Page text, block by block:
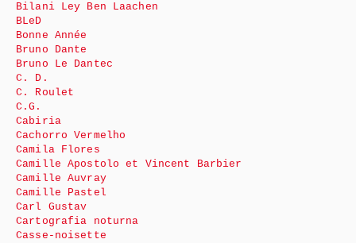
Bilani Ley Ben Laachen
BLeD
Bonne Année
Bruno Dante
Bruno Le Dantec
C. D.
C. Roulet
C.G.
Cabiria
Cachorro Vermelho
Camila Flores
Camille Apostolo et Vincent Barbier
Camille Auvray
Camille Pastel
Carl Gustav
Cartografia noturna
Casse-noisette